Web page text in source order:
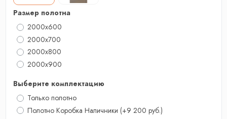
Размер полотна
2000x600
2000x700
2000х800
2000x900
Выберите комплектацию
Только полотно
Полотно Коробка Наличники (+9 200 руб.)